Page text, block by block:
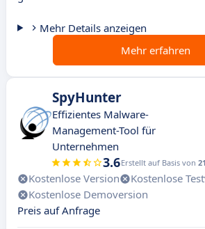
Mehr Details anzeigen
Mehr erfahren
SpyHunter
Effizientes Malware-
Management-Tool für
Unternehmen
3.6Erstellt auf Basis von
Kostenlose Version
Kostenlose
Kostenlose Demoversion
Preis auf Anfrage